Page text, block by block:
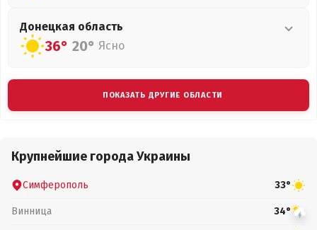
Донецкая область
36° 20° Ясно
ПОКАЗАТЬ ДРУГИЕ ОБЛАСТИ
Крупнейшие города Украины
Симферополь 33°
Винница 34°